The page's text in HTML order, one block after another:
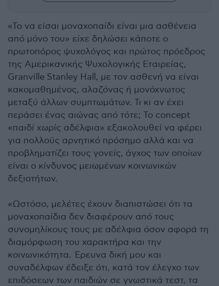
«Το να είσαι μοναχοπαίδι είναι μια ασθένεια
από μόνο του» είχε δηλώσει κάποτε ο
πρωτοπόρος ψυχολόγος και πρώτος πρόεδρος
της Αμερικανικής Ψυχολογικής Εταιρείας,
Granville Stanley Hall, με τον ασθενή να είναι
κακομαθημένος, αλαζόνας ή μονόχνωτος
μεταξύ άλλων συμπτωμάτων. Τι κι αν έχει
περάσει ένας αιώνας από τότε; Το concept
«παιδί χωρίς αδέλφια» εξακολουθεί να φέρει
για πολλούς αρνητικό πρόσημο αλλά και να
προβληματίζει τους γονείς, άγχος των οποίων
είναι ο κίνδυνος μειωμένων κοινωνικών
δεξιοτήτων.
«Ωστόσο, μελέτες έχουν διαπιστώσει ότι τα
μοναχοπαίδια δεν διαφέρουν από τους
συνομηλίκους τους με αδέλφια όσον αφορά τη
διαμόρφωση του χαρακτήρα και την
κοινωνικότητα. Έρευνα δική μου και
συναδέλφων έδειξε ότι, κατά τον έλεγχο των
επιδόσεων των παιδιών σε γνωστικά τεστ, τα